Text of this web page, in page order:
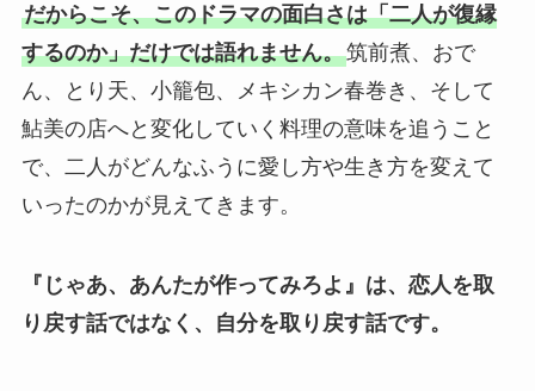
だからこそ、このドラマの面白さは「二人が復縁
するのか」だけでは語れません。筑前煮、おで
ん、とり天、小籠包、メキシカン春巻き、そして
鮎美の店へと変化していく料理の意味を追うこと
で、二人がどんなふうに愛し方や生き方を変えて
いったのかが見えてきます。
『じゃあ、あんたが作ってみろよ』は、恋人を取
り戻す話ではなく、自分を取り戻す話です。